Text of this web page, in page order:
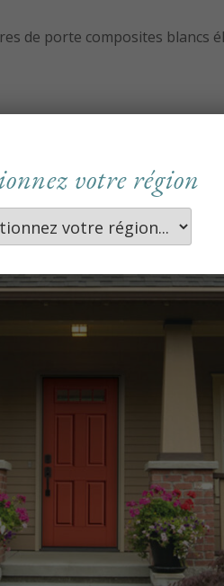
de porte composites
avec des inhibiteurs
votre région